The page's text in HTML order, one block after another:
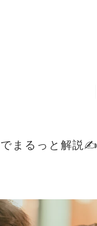
でまるっと解説✍